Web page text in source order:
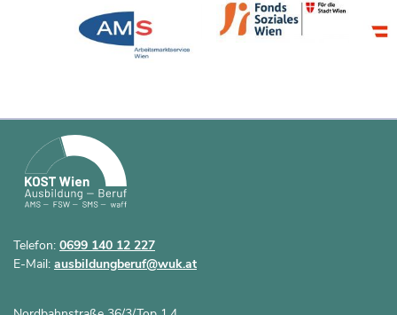
Telefon: 0699 140 12 227
E-Mail: ausbildungberuf@wuk.at